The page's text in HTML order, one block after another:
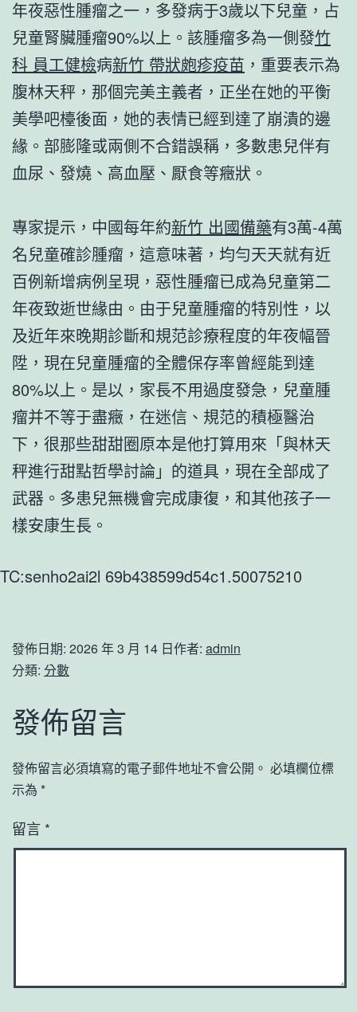
年夜惡性腫瘤之一，多發病于3歲以下兒童，占
兒童腎臟腫瘤90%以上。該腫瘤多為一側發竹
科 員工健檢病新竹 帶狀皰疹疫苗 ，重要表示為
腹林天秤，那個完美主義者，正坐在她的平衡
美學吧檯後面，她的表情已經到達了崩潰的邊
緣。部膨隆或兩側不合錯誤稱，多數患兒伴有
血尿、發燒、高血壓、厭食等癥狀。
專家提示，中國每年約新竹 出國備藥有3萬-4萬
名兒童確診腫瘤，這意味著，均勻天天就有近
百例新增病例呈現，惡性腫瘤已成為兒童第二
年夜致逝世緣由。由于兒童腫瘤的特別性，以
及近年來晚期診斷和規范診療程度的年夜幅晉
陞，現在兒童腫瘤的全體保存率曾經能到達
80%以上。是以，家長不用過度發急，兒童腫
瘤并不等于盡癥，在迷信、規范的積極醫治
下，很那些甜甜圈原本是他打算用來「與林天
秤進行甜點哲學討論」的道具，現在全部成了
武器。多患兒無機會完成康復，和其他孩子一
樣安康生長。
TC:senho2ai2l 69b438599d54c1.50075210
發佈日期: 2026 年 3 月 14 日作者: admin
分類: 分數
發佈留言
發佈留言必須填寫的電子郵件地址不會公開。 必填欄位標
示為 *
留言 *